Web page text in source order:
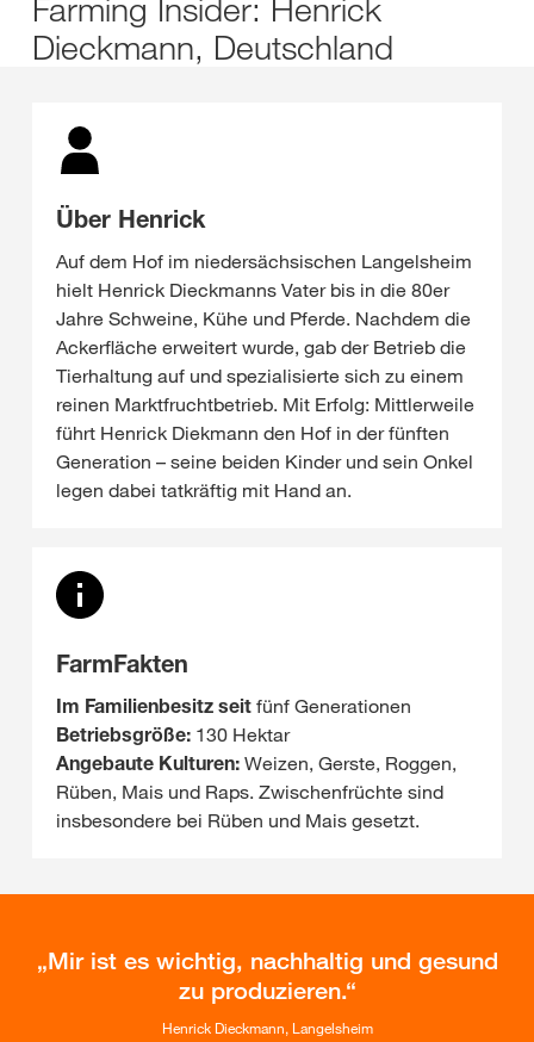
Farming Insider: Henrick
Dieckmann, Deutschland
Über Henrick
Auf dem Hof im niedersächsischen Langelsheim
hielt Henrick Dieckmanns Vater bis in die 80er
Jahre Schweine, Kühe und Pferde. Nachdem die
Ackerfläche erweitert wurde, gab der Betrieb die
Tierhaltung auf und spezialisierte sich zu einem
reinen Marktfruchtbetrieb. Mit Erfolg: Mittlerweile
führt Henrick Diekmann den Hof in der fünften
Generation – seine beiden Kinder und sein Onkel
legen dabei tatkräftig mit Hand an.
FarmFakten
Im Familienbesitz seit fünf Generationen
Betriebsgröße: 130 Hektar
Angebaute Kulturen: Weizen, Gerste, Roggen,
Rüben, Mais und Raps. Zwischenfrüchte sind
insbesondere bei Rüben und Mais gesetzt.
Mir ist es wichtig, nachhaltig und gesund
zu produzieren.
Henrick Dieckmann, Langelsheim